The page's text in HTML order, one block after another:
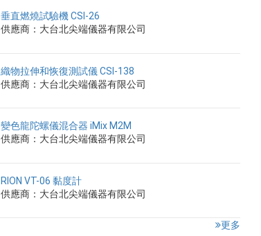
垂直燃燒試驗機 CSI-26
供應商：大台北尖端儀器有限公司
織物拉伸和恢復測試儀 CSI-138
供應商：大台北尖端儀器有限公司
變色龍陀螺儀混合器 iMix M2M
供應商：大台北尖端儀器有限公司
RION VT-06 黏度計
供應商：大台北尖端儀器有限公司
更多